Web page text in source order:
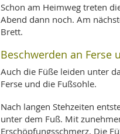
Schon am Heimweg treten
Abend dann noch. Am
Brett.
Beschwerden an Ferse
Auch die Füße leiden unter
Ferse und die Fußsohle.
Nach langen Stehzeiten
unter dem Fuß. Mit
Erschöpfungsschmerz. Die